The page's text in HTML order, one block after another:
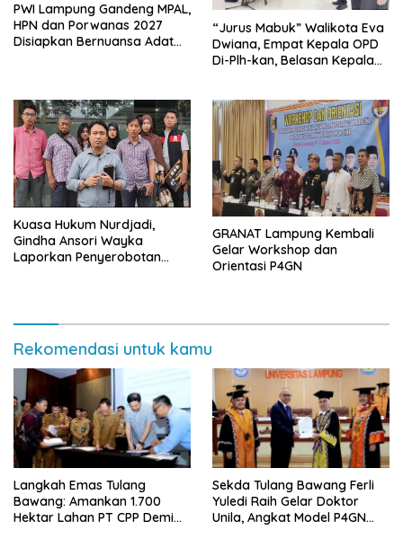
PWI Lampung Gandeng MPAL,
HPN dan Porwanas 2027
Disiapkan Bernuansa Adat
“Jurus Mabuk” Walikota Eva
Dwiana, Empat Kepala OPD
Di-Plh-kan, Belasan Kepala
Kuasa Hukum Nurdjadi,
Gindha Ansori Wayka
Laporkan Penyerobotan
GRANAT Lampung Kembali
Gelar Workshop dan
Orientasi P4GN
Rekomendasi untuk kamu
Langkah Emas Tulang
Bawang: Amankan 1.700
Hektar Lahan PT CPP Demi
Sekda Tulang Bawang Ferli
Yuledi Raih Gelar Doktor
Unila, Angkat Model P4GN